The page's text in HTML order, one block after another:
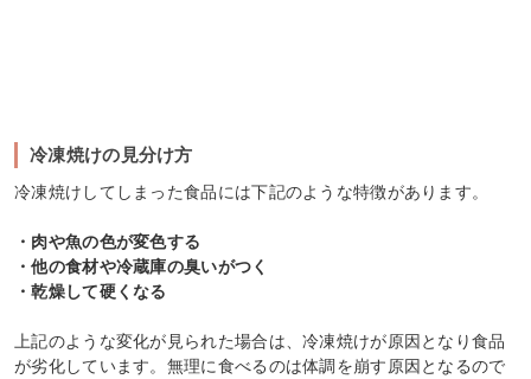
冷凍焼けの見分け方
冷凍焼けしてしまった食品には下記のような特徴があります。
・肉や魚の色が変色する
・他の食材や冷蔵庫の臭いがつく
・乾燥して硬くなる
上記のような変化が見られた場合は、冷凍焼けが原因となり食品
が劣化しています。無理に食べるのは体調を崩す原因となるので